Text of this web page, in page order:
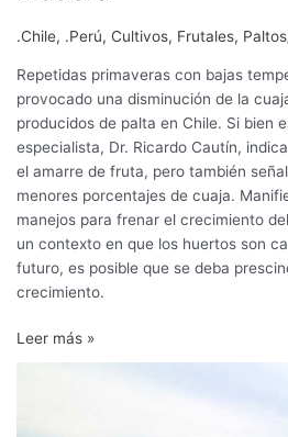
.Chile, .Perú, Cultivos, Frutales,
Repetidas primaveras con bajas
provocado una disminución de la
producidos de palta en Chile. Si bien
especialista, Dr. Ricardo Cautín,
el amarre de fruta, pero también
menores porcentajes de cuaja.
manejos para frenar el crecimiento
un contexto en que los huertos son
futuro, es posible que se deba
crecimiento.
Leer más »